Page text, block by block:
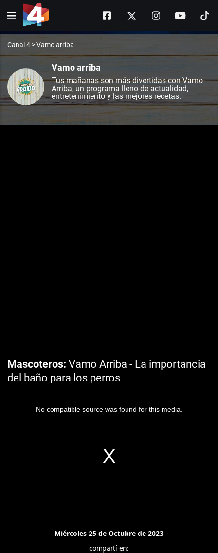
Canal 4 >Vamo arriba
Vamo arriba
Tus mañanas son más divertidas con Vamo
Arriba, un programa lleno de actualidad,
entretenimiento y las mejores recetas.
Mascoteros Vamo Arriba - La importancia
del baño para los perros
No compatible source was found for this media.
Miércoles 25 de Octubre de 2023
compartí en: